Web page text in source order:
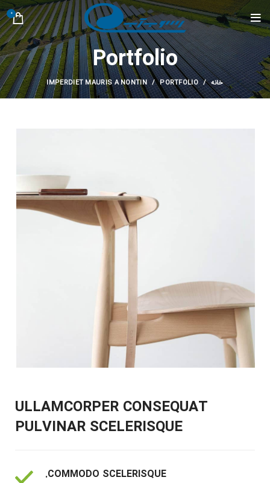
0
Portfolio
خانه PORTFOLIO
IMPERDIET MAURIS A NONTIN
ULLAMCORPER CONSEQUAT
PULVINAR SCELERISQUE
COMMODO SCELERISQUE.